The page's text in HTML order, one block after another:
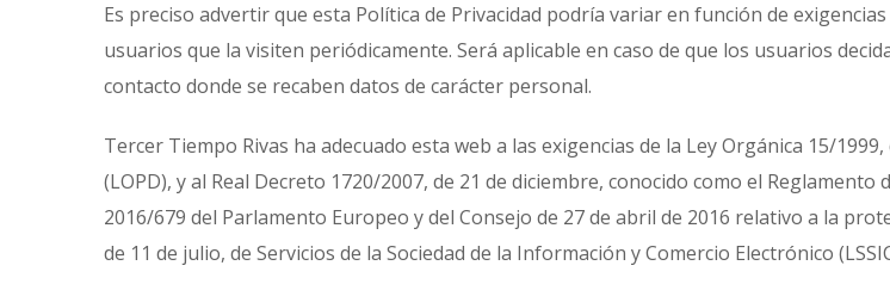
Es preciso advertir que esta Política de Privacidad podría variar en función de
usuarios que la visiten periódicamente. Será aplicable en caso de que los usuarios
contacto donde se recaben datos de carácter personal.
Tercer Tiempo Rivas ha adecuado esta web a las exigencias de la Ley Orgánica 15/
(LOPD), y al Real Decreto 1720/2007, de 21 de diciembre, conocido como el
2016/679 del Parlamento Europeo y del Consejo de 27 de abril de 2016 relativo a la
de 11 de julio, de Servicios de la Sociedad de la Información y Comercio Electrónico